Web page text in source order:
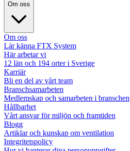
Om oss
Om oss
Lär känna FTX System
Här arbetar vi
12 län och 194 orter i Sverige
Karriär
Bli en del av vårt team
Branschsamarbeten
Medlemskap och samarbeten i branschen
Hållbarhet
Vårt ansvar för miljön och framtiden
Blogg
Artiklar och kunskap om ventilation
Integritetspolicy